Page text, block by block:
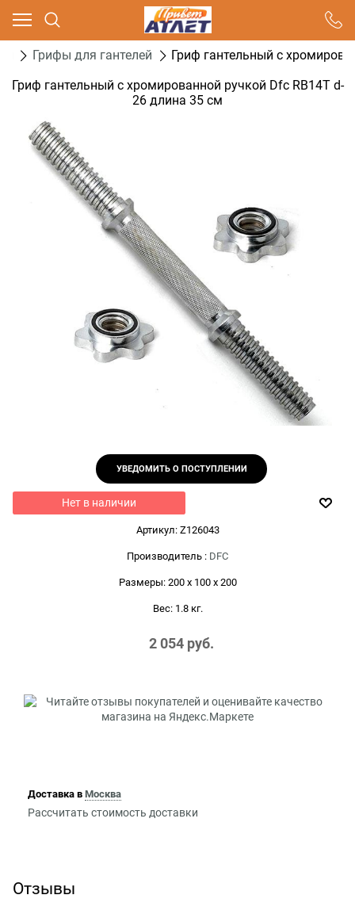
Грифы для гантелей
Гриф гантельный с
Гриф гантельный с хромированной ручкой Dfc RB14T d-
26 длина 35 см
УВЕДОМИТЬ О ПОСТУПЛЕНИИ
Нет в наличии
Артикул: Z126043
Производитель : DFC
Размеры: 200 x 100 x 200
Вес: 1.8кг.
2 054 руб.
Доставка в Москва
Рассчитать стоимость доставки
Отзывы
Ваш город - Москва,
угадали?
ДА НЕТ